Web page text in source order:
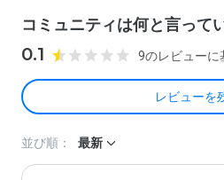
コミュニティは何と言って
0.1 9のレビューに
レビューを
並び順： 最新